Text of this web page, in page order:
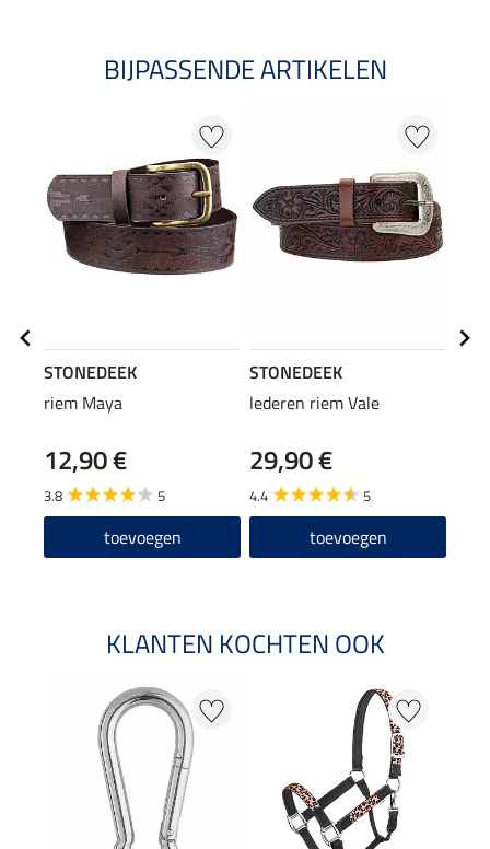
BIJPASSENDE ARTIKELEN
STONEDEEK
riem Maya
12,90 €
3.8 5
toevoegen
STONEDEEK
lederen riem Vale
29,90 €
4.4 5
toevoegen
KLANTEN KOCHTEN OOK